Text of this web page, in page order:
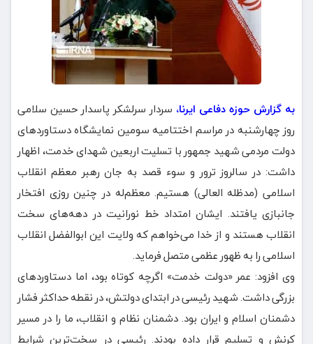
به گزارش حوزه دفاعی ایرنا، سردار سرلشکر پاسدار حسین سلامی
روز چهارشنبه در مراسم اختتامیه سومین نمایشگاه دستاوردهای
دولت مردمی شهید جمهور با تسلیت اربعین شهدای خدمت، اظهار
داشت: در سالروز ترور و سوء قصد به جان رهبر معظم انقلاب
اسلامی (مدظله العالی) هستیم. معظم‌له در چنین روزی افتخار
جانبازی یافتند. ایشان امتداد خط نورانیت در دهه‌های سخت
انقلاب هستند و از خدا می‌خواهم که ولایت این ابوالفضل انقلاب
اسلامی را به ظهور عظمی متصل فرماید.
وی افزود: عمر «دولت خدمت» اگرچه کوتاه بود، اما دستاوردهای
بزرگی داشت. شهید رئیسی در ابتدای دولتش، در نقطه حداکثر فشار
دشمنان اسلام و ایران بود. دشمنان نظام و انقلاب، ما را در مسیر
کرنش و تسلیم قرار داده بودند. رئیسی در سخت‌ترین شرایط